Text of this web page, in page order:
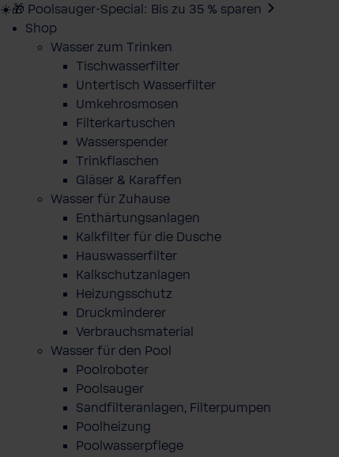
☀️🎁 Poolsauger-Special: Bis zu 35 % sparen
Shop
Wasser zum Trinken
Tischwasserfilter
Untertisch Wasserfilter
Umkehrosmosen
Filterkartuschen
Wasserspender
Trinkflaschen
Gläser & Karaffen
Wasser für Zuhause
Enthärtungsanlagen
Kalkfilter für die Dusche
Hauswasserfilter
Kalkschutzanlagen
Heizungsschutz
Druckminderer
Verbrauchsmaterial
Wasser für den Pool
Poolroboter
Poolsauger
Sandfilteranlagen, Filterpumpen
Poolheizung
Poolwasserpflege